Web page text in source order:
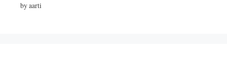
by aarti